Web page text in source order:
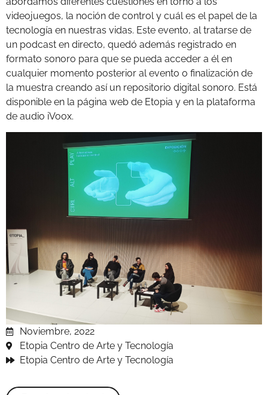
videojuegos, la noción de control y cuál es el papel de la
tecnología en nuestras vidas. Este evento, al tratarse de
un podcast en directo, quedó además registrado en
formato sonoro para que se pueda acceder a él en
cualquier momento posterior al evento o finalización de
la muestra creando así un repositorio digital sonoro. Está
disponible en la página web de Etopia y en la plataforma
de audio iVoox.
Noviembre, 2022
Etopia Centro de Arte y Tecnología
Etopia Centro de Arte y Tecnología